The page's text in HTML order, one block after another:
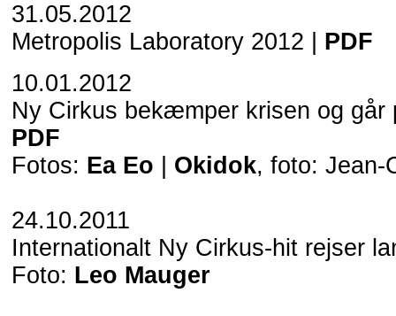
31.05.2012
Metropolis Laboratory 2012 | PDF
10.01.2012
Ny Cirkus bekæmper krisen og går
PDF
Fotos: Ea Eo Okidok, foto: Jean-
24.10.2011
Internationalt Ny Cirkus-hit rejser
Foto: Leo Mauger